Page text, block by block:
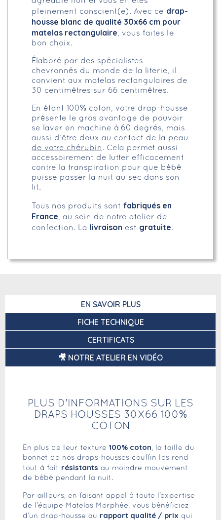
pleinement conscient(e). Avec ce drap-
housse blanc de qualité 30x66 cm pour
matelas rectangulaire, vous faites le
bon choix.
Élaboré par des spécialistes
chevronnés du monde de la literie, il
convient aux matelas rectangulaires de
30 centimètres sur 66 centimètres.
En étant 100% coton, votre drap-housse
présente le gros avantage de pouvoir
se laver en machine à 60 degrés, mais
aussi d’être doux au contact de la peau
de votre chérubin . Cela permet aussi
accessoirement de lutter efficacement
contre la transpiration pour que bébé
puisse passer la nuit au sec dans son
lit.
Tous nos produits sont fabriqués en
France, au sein de notre atelier de
confection. La livraison est gratuite.
EN SAVOIR PLUS
FICHE TECHNIQUE
CERTIFICATS
🎥 NOTRE ATELIER EN VIDÉO
PLUS D'INFORMATIONS SUR LES
DRAPS HOUSSES 30X66 100%
COTON
En plus de leur texture 100% coton, la taille du
bonnet de nos draps-housses couffin les rend
tout à fait résistants au moindre mouvement
de bébé pendant la nuit.
Par ailleurs, en faisant appel à toute l’expertise
de l’équipe Matelas Morphée, vous bénéficiez
d’un drap-housse au rapport qualité / prix qui